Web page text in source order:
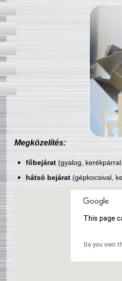
Megközelítés:
főbejárat(gyalog,
hátsó bejárat(gépkocsival,
This page
Do you own